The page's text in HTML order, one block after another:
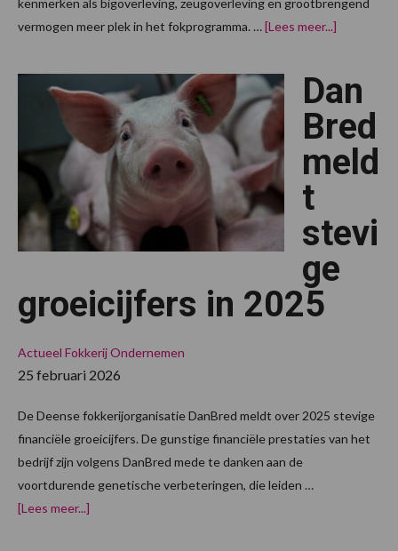
kenmerken als bigoverleving, zeugoverleving en grootbrengend
vermogen meer plek in het fokprogramma. …[Lees meer...]
op
overleving
Dan
Bred
meld
t
stevi
ge
groeicijfers in 2025
Actueel FokkerijOndernemen
25 februari 2026
De Deense fokkerijorganisatie DanBred meldt over 2025 stevige
financiële groeicijfers. De gunstige financiële prestaties van het
bedrijf zijn volgens DanBred mede te danken aan de
voortdurende genetische verbeteringen, die leiden …
[Lees meer...]